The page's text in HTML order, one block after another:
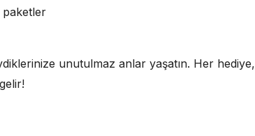
paketler
unutulmaz anlar yaşatın. Her hediye,